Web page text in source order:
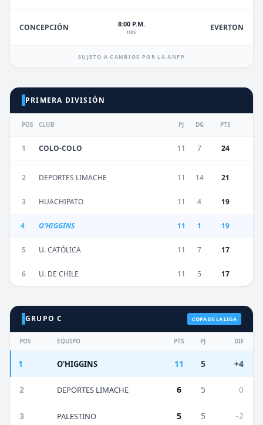
CONCEPCIÓN 8:00 P.M.
HRS EVERTON
SUJETO A CAMBIOS POR LA ANFP
PRIMERA DIVISIÓN
POS CLUB PJ DG PTS
1 COLO-COLO 11 7 24
2 DEPORTES LIMACHE 11 14 21
3 HUACHIPATO 11 4 19
4 O'HIGGINS 11 1 19
5 U. CATÓLICA 11 7 17
6 U. DE CHILE 11 5 17
GRUPO C COPA DE LA LIGA
POS EQUIPO PTS PJ DIF
1 O'HIGGINS 11 5 +4
2 DEPORTES LIMACHE 6 5 0
3 PALESTINO 5 5 -2